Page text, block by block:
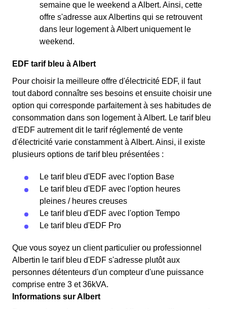
semaine que le weekend a Albert. Ainsi, cette
offre s'adresse aux Albertins qui se retrouvent
dans leur logement à Albert uniquement le
weekend.
EDF tarif bleu à Albert
Pour choisir la meilleure offre d'électricité EDF, il faut
tout dabord connaître ses besoins et ensuite choisir une
option qui corresponde parfaitement à ses habitudes de
consommation dans son logement à Albert. Le tarif bleu
d'EDF autrement dit le tarif réglementé de vente
d'électricité varie constamment à Albert. Ainsi, il existe
plusieurs options de tarif bleu présentées :
Le tarif bleu d'EDF avec l'option Base
Le tarif bleu d'EDF avec l'option heures
pleines / heures creuses
Le tarif bleu d'EDF avec l'option Tempo
Le tarif bleu d'EDF Pro
Que vous soyez un client particulier ou professionnel
Albertin le tarif bleu d'EDF s'adresse plutôt aux
personnes détenteurs d'un compteur d'une puissance
comprise entre 3 et 36kVA.
Informations sur Albert